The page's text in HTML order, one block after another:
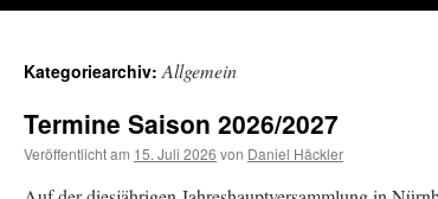
Kategoriearchiv:Allgemein
Termine Saison 2026/2027
Veröffentlicht am 15. Juli 2026 von Daniel Häckler